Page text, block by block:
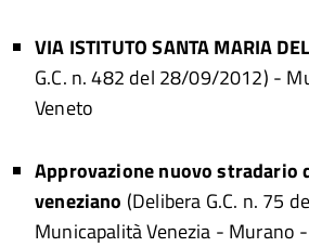
VIA ISTITUTO SANTA MARIA
G.C. n. 482 del 28/09/2012) -
Veneto
Approvazione nuovo stradario
veneziano (Delibera G.C. n. 75
Municapalità Venezia - Murano